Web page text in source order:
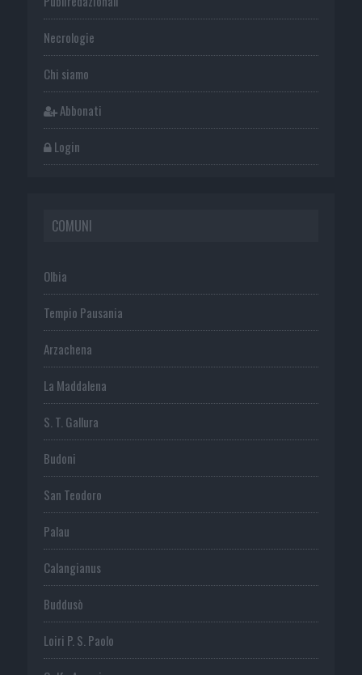
Necrologie
Chi siamo
Abbonati
Login
COMUNI
Olbia
Tempio Pausania
Arzachena
La Maddalena
S. T. Gallura
Budoni
San Teodoro
Palau
Calangianus
Buddusò
Loiri P. S. Paolo